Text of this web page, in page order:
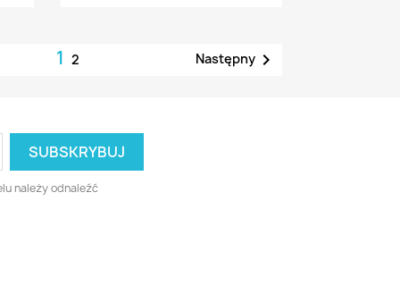
12 Następny
należy odnaleźć